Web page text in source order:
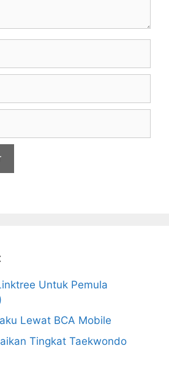
Untuk Pemula
Lewat BCA Mobile
Tingkat Taekwondo